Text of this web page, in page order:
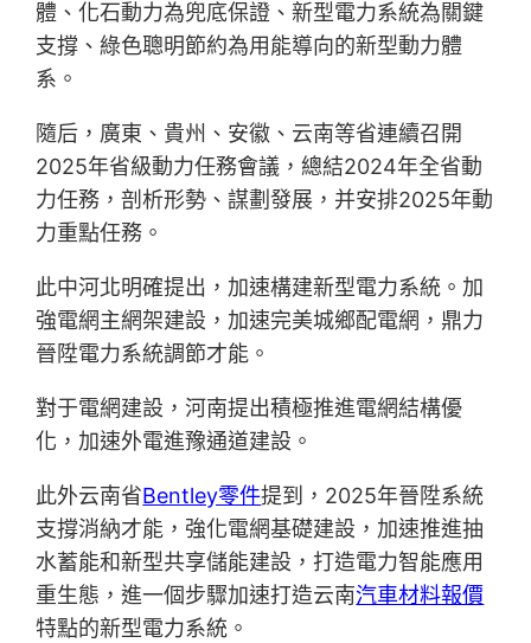
體、化石動力為兜底保證、新型電力系統為關鍵
支撐、綠色聰明節約為用能導向的新型動力體
系。
隨后，廣東、貴州、安徽、云南等省連續召開
2025年省級動力任務會議，總結2024年全省動
力任務，剖析形勢、謀劃發展，并安排2025年動
力重點任務。
此中河北明確提出，加速構建新型電力系統。加
強電網主網架建設，加速完美城鄉配電網，鼎力
晉陞電力系統調節才能。
對于電網建設，河南提出積極推進電網結構優
化，加速外電進豫通道建設。
此外云南省Bentley零件提到，2025年晉陞系統
支撐消納才能，強化電網基礎建設，加速推進抽
水蓄能和新型共享儲能建設，打造電力智能應用
重生態，進一個步驟加速打造云南汽車材料報價
特點的新型電力系統。